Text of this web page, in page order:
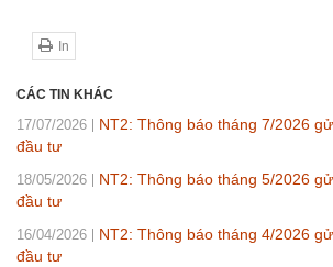
In
CÁC TIN KHÁC
17/07/2026
NT2: Thông báo tháng 7/2026
đầu tư
18/05/2026
NT2: Thông báo tháng 5/2026
đầu tư
16/04/2026
NT2: Thông báo tháng 4/2026
đầu tư